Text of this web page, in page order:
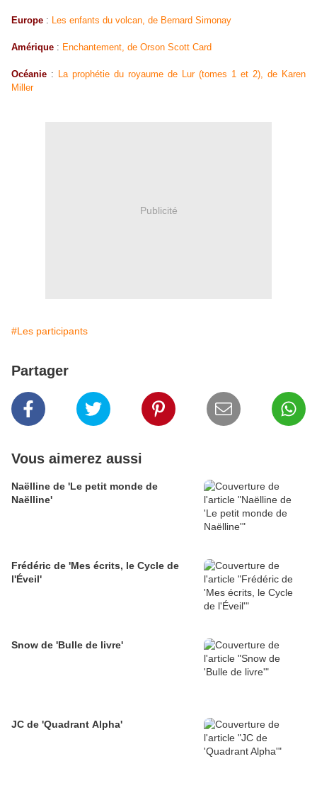
Europe : Les enfants du volcan, de Bernard Simonay
Amérique : Enchantement, de Orson Scott Card
Océanie : La prophétie du royaume de Lur (tomes 1 et 2), de Karen
Miller
Publicité
#Les participants
Partager
Vous aimerez aussi
Naëlline de 'Le petit monde de
Naëlline'
Frédéric de 'Mes écrits, le Cycle de
l'Éveil'
Snow de 'Bulle de livre'
JC de 'Quadrant Alpha'